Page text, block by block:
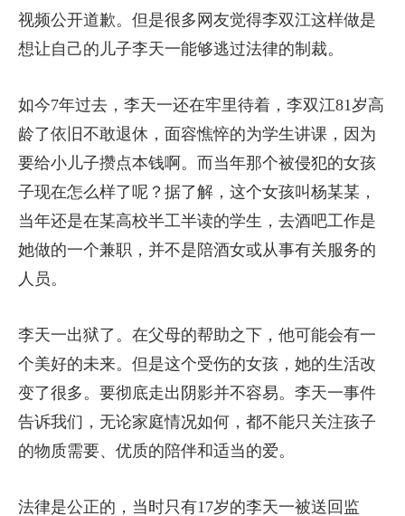
视频公开道歉。但是很多网友觉得李双江这样做是
想让自己的儿子李天一能够逃过法律的制裁。
如今7年过去，李天一还在牢里待着，李双江81岁高
龄了依旧不敢退休，面容憔悴的为学生讲课，因为
要给小儿子攒点本钱啊。而当年那个被侵犯的女孩
子现在怎么样了呢？据了解，这个女孩叫杨某某，
当年还是在某高校半工半读的学生，去酒吧工作是
她做的一个兼职，并不是陪酒女或从事有关服务的
人员。
李天一出狱了。在父母的帮助之下，他可能会有一
个美好的未来。但是这个受伤的女孩，她的生活改
变了很多。要彻底走出阴影并不容易。李天一事件
告诉我们，无论家庭情况如何，都不能只关注孩子
的物质需要、优质的陪伴和适当的爱。
法律是公正的，当时只有17岁的李天一被送回监